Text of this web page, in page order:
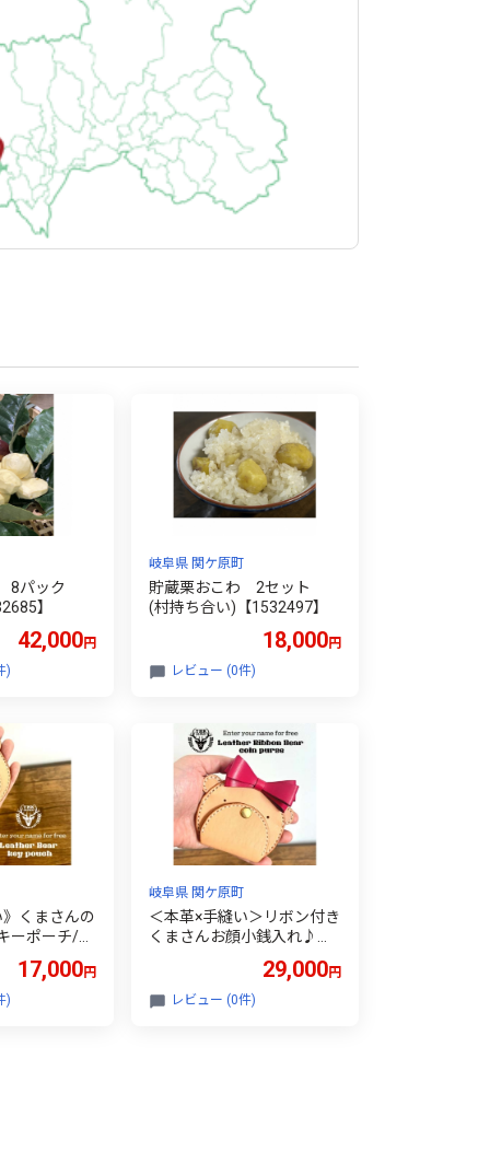
8パック
】
42,000円
)
岐阜県 関ケ原町
貯蔵栗おこわ 2セット
(村持ち合い)【1532497】
18,000円
レビュー (0件)
くまさんの
ーポーチ/お
ます!【1672
17,000円
)
岐阜県 関ケ原町
＜本革×手縫い＞リボン付き
くまさんお顔小銭入れ♪リ
ボンカラー選べます/お名前
刻印OK【1672393】29,000円
レビュー (0件)